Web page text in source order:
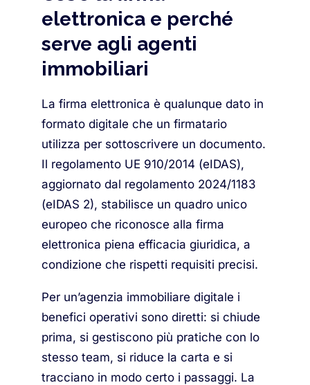
elettronica e perché
serve agli agenti
immobiliari
La firma elettronica è qualunque dato in
formato digitale che un firmatario
utilizza per sottoscrivere un documento.
Il regolamento UE 910/2014 (eIDAS),
aggiornato dal regolamento 2024/1183
(eIDAS 2), stabilisce un quadro unico
europeo che riconosce alla firma
elettronica piena efficacia giuridica, a
condizione che rispetti requisiti precisi.
Per un’agenzia immobiliare digitale i
benefici operativi sono diretti: si chiude
prima, si gestiscono più pratiche con lo
stesso team, si riduce la carta e si
tracciano in modo certo i passaggi. La